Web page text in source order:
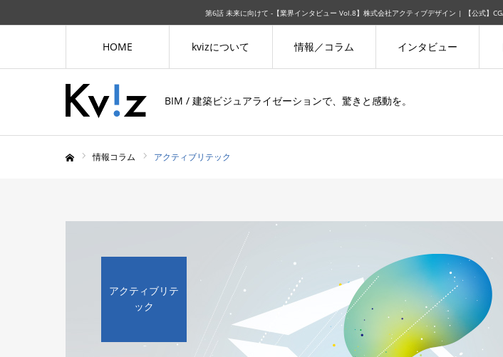
第6話 未来に向けて -【業界インタビュー Vol.8】株式会社アクティブデザイン | 【公式】
BIM / 建築ビジュアライゼーションで、驚きと感動を。
HOME kvizについて 情報／コラム インタビュー
情報コラム アクティブリテック
アクティブリテ
ック